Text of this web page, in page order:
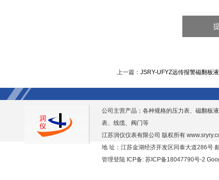
上一篇： JSRY-UFYZ远传报警磁翻板
公司主营产品：各种规格的压力表、磁翻板
表、线缆、阀门等
江苏润仪仪表有限公司 版权所有
地 址：江苏金湖经济开发区同泰大道286号
管理登陆 ICP备: 苏ICP备18047790号-2